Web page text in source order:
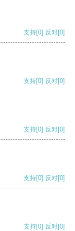
支持[0] 反对[0]
支持[0] 反对[0]
支持[0] 反对[0]
支持[0] 反对[0]
支持[0] 反对[0]